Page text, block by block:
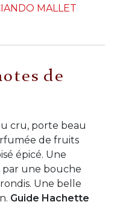
MALLET
de
cru, porte beau
de fruits
épicé. Une
une bouche
Une belle
Guide Hachette